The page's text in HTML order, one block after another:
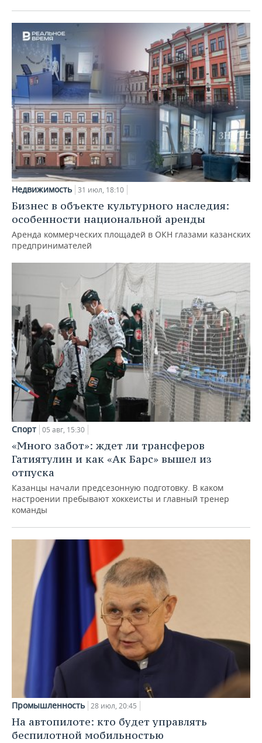
Недвижимость 31 июл, 18:10
Бизнес в объекте культурного наследия:
особенности национальной аренды
Аренда коммерческих площадей в ОКН глазами казанских
предпринимателей
Спорт 05 авг, 15:30
«Много забот»: ждет ли трансферов
Гатиятулин и как «Ак Барс» вышел из
отпуска
Казанцы начали предсезонную подготовку. В каком
настроении пребывают хоккеисты и главный тренер
команды
Промышленность 28 июл, 20:45
На автопилоте: кто будет управлять
беспилотной мобильностью